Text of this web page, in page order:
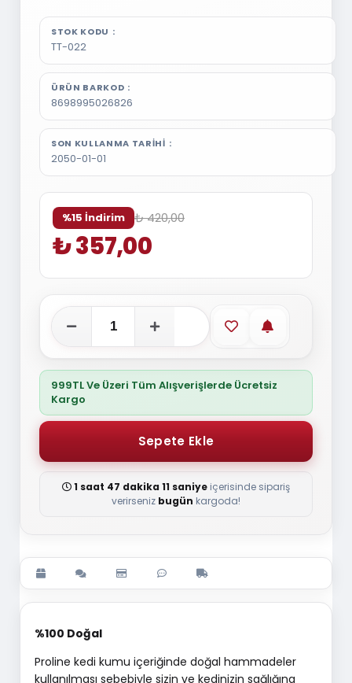
STOK KODU
TT-022
ÜRÜN BARKOD
8698995026826
SON KULLANMA TARIHI
2050-01-01
%15 İndirim ₺ 420,00
₺ 357,00
Favorilere ekle
Stoğa
999TL Ve Üzeri Tüm Alışverişlerde Ücretsiz
Kargo
1 saat 47 dakika 11 saniye içerisinde sipariş
verirseniz bugün kargoda!
%100 Doğal
Proline kedi kumu içeriğinde doğal hammadeler
kullanılması sebebiyle sizin ve kedinizin sağlığına